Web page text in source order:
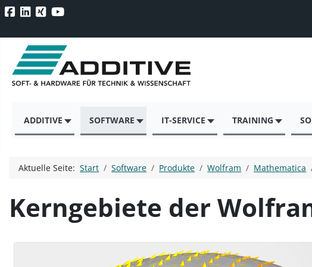
ADDITIVE SOFTWARE IT-SERVICE TRAINING
Aktuelle Seite:Start Software Produkte Wolfram Mathematica
Kerngebiete der